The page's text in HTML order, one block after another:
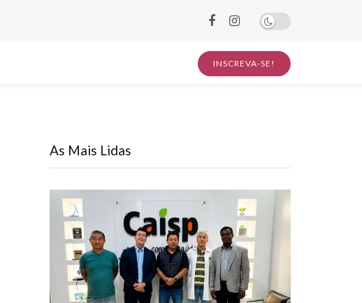
INSCREVA-SE!
As Mais Lidas